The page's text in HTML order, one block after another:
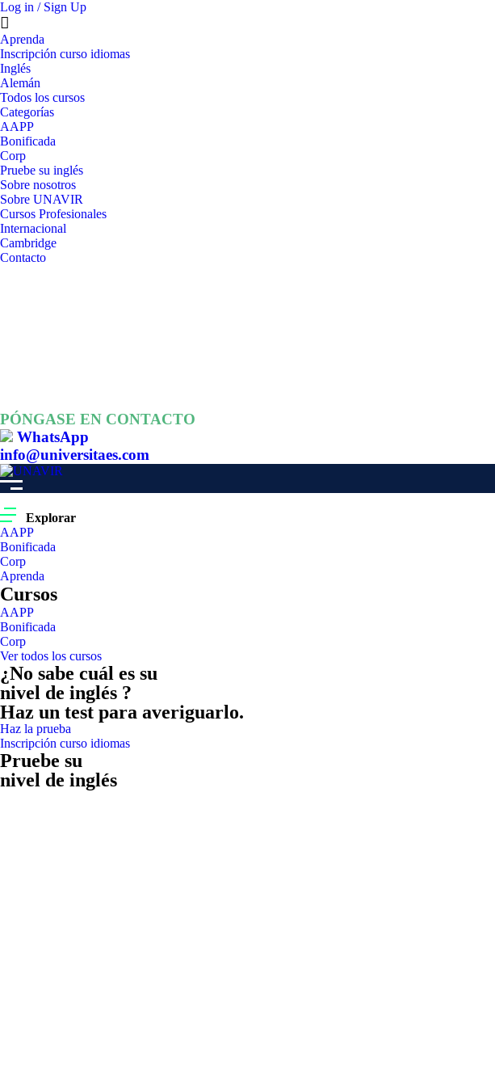
Log in / Sign Up
Aprenda
Inscripción curso idiomas
Inglés
Alemán
Todos los cursos
Categorías
AAPP
Bonificada
Corp
Pruebe su inglés
Sobre nosotros
Sobre UNAVIR
Cursos Profesionales
Internacional
Cambridge
Contacto
PÓNGASE EN CONTACTO
WhatsApp
info@universitaes.com
Explorar
AAPP
Bonificada
Corp
Aprenda
Cursos
AAPP
Bonificada
Corp
Ver todos los cursos
¿No sabe cuál es su
nivel de inglés ?
Haz un test para averiguarlo.
Haz la prueba
Inscripción curso idiomas
Pruebe su
nivel de inglés